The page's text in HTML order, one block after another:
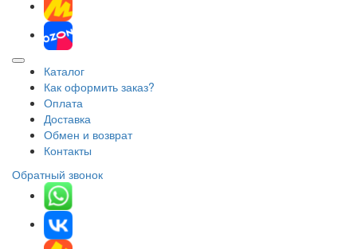
Каталог
Как оформить заказ?
Оплата
Доставка
Обмен и возврат
Контакты
Обратный звонок